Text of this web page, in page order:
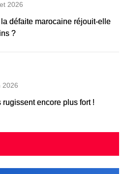
2026
défaite marocaine réjouit-elle
?
2026
rugissent encore plus fort !